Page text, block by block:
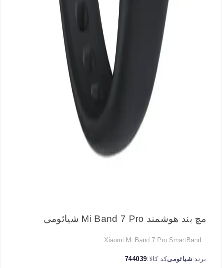
مچ بند هوشمند Mi Band 7 Pro شیائومی
Xiaomi Mi Band 7 Pro SmartBand
برند:شیائومیکد کالا:744039